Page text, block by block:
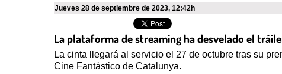
jueves 28 de septiembre de 2023, 12:42h
La plataforma de streaming ha desvelado el
La cinta llegará al servicio el 27 de octubre tras su
Cine Fantástico de Catalunya.